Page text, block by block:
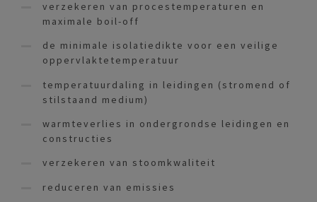
verzekeren van procestemperaturen en
maximale boil-off
de minimale isolatiedikte voor een veilige
oppervlaktetemperatuur
temperatuurdaling in leidingen (stromend of
stilstaand medium)
warmteverlies in ondergrondse leidingen en
constructies
verzekeren van stoomkwaliteit
reduceren van emissies